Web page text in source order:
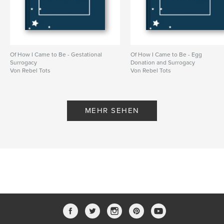
Of How I Came to Be - Gestational
Surrogacy
Von Rebel Tots
Of How I Came to Be - Egg
Donation and Surrogacy
Von Rebel Tots
MEHR SEHEN